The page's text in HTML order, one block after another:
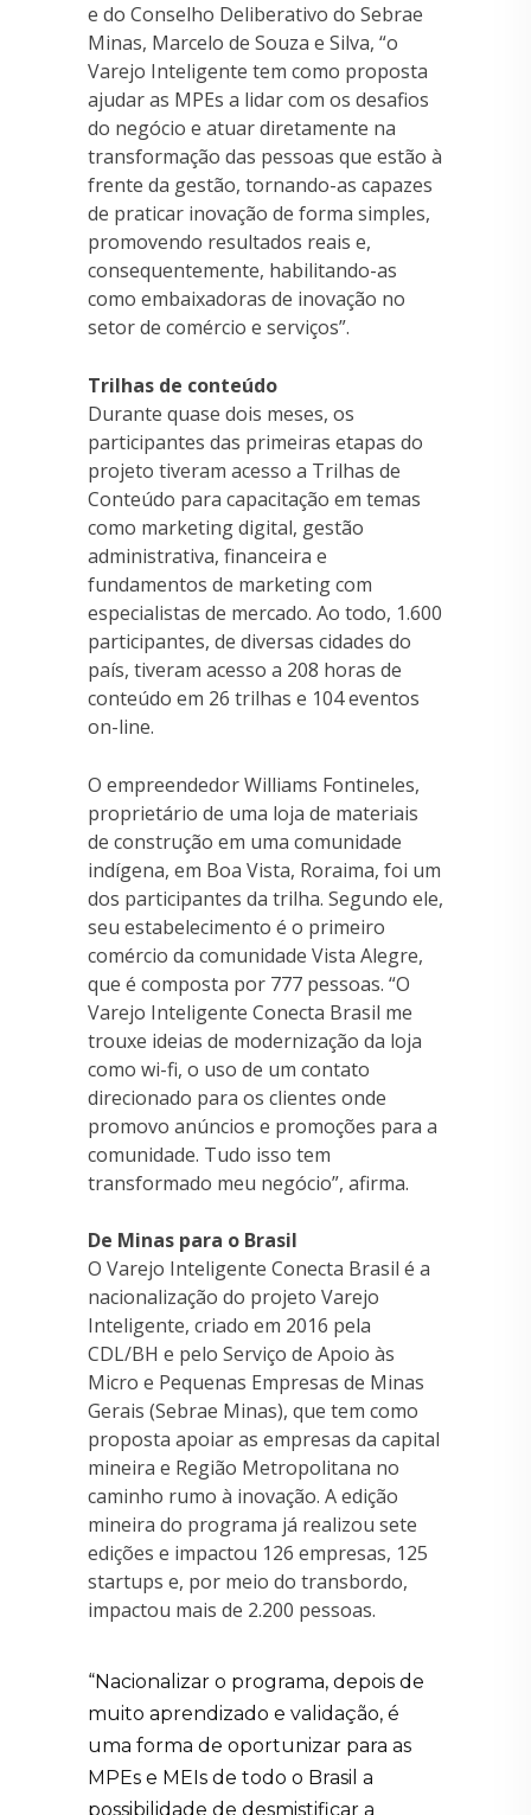
e do Conselho Deliberativo do Sebrae
Minas, Marcelo de Souza e Silva, “o
Varejo Inteligente tem como proposta
ajudar as MPEs a lidar com os desafios
do negócio e atuar diretamente na
transformação das pessoas que estão à
frente da gestão, tornando-as capazes
de praticar inovação de forma simples,
promovendo resultados reais e,
consequentemente, habilitando-as
como embaixadoras de inovação no
setor de comércio e serviços”.
Trilhas de conteúdo
Durante quase dois meses, os
participantes das primeiras etapas do
projeto tiveram acesso a Trilhas de
Conteúdo para capacitação em temas
como marketing digital, gestão
administrativa, financeira e
fundamentos de marketing com
especialistas de mercado. Ao todo, 1.600
participantes, de diversas cidades do
país, tiveram acesso a 208 horas de
conteúdo em 26 trilhas e 104 eventos
on-line.
O empreendedor Williams Fontineles,
proprietário de uma loja de materiais
de construção em uma comunidade
indígena, em Boa Vista, Roraima, foi um
dos participantes da trilha. Segundo ele,
seu estabelecimento é o primeiro
comércio da comunidade Vista Alegre,
que é composta por 777 pessoas. “O
Varejo Inteligente Conecta Brasil me
trouxe ideias de modernização da loja
como wi-fi, o uso de um contato
direcionado para os clientes onde
promovo anúncios e promoções para a
comunidade. Tudo isso tem
transformado meu negócio”, afirma.
De Minas para o Brasil
O Varejo Inteligente Conecta Brasil é a
nacionalização do projeto Varejo
Inteligente, criado em 2016 pela
CDL/BH e pelo Serviço de Apoio às
Micro e Pequenas Empresas de Minas
Gerais (Sebrae Minas), que tem como
proposta apoiar as empresas da capital
mineira e Região Metropolitana no
caminho rumo à inovação. A edição
mineira do programa já realizou sete
edições e impactou 126 empresas, 125
startups e, por meio do transbordo,
impactou mais de 2.200 pessoas.
“Nacionalizar o programa, depois de
muito aprendizado e validação, é
uma forma de oportunizar para as
MPEs e MEIs de todo o Brasil a
possibilidade de desmistificar a